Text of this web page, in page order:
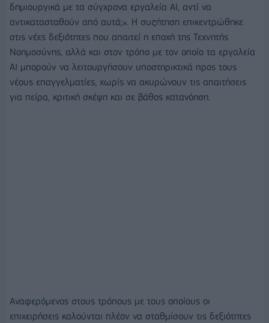
δημιουργικά με τα σύγχρονα εργαλεία AI, αντί να
αντικατασταθούν από αυτά;». Η συζήτηση επικεντρώθηκε
στις νέες δεξιότητες που απαιτεί η εποχή της Τεχνητής
Νοημοσύνης, αλλά και στον τρόπο με τον οποίο τα εργαλεία
AI μπορούν να λειτουργήσουν υποστηρικτικά προς τους
νέους επαγγελματίες, χωρίς να ακυρώνουν τις απαιτήσεις
για πείρα, κριτική σκέψη και σε βάθος κατανόηση.
Αναφερόμενος στους τρόπους με τους οποίους οι
επιχειρήσεις καλούνται πλέον να σταθμίσουν τις δεξιότητες